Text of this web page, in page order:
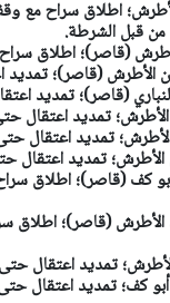
اطلاق سراح مع
قبل الشرطة.